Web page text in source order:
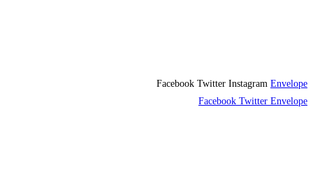
Facebook Twitter Instagram Envelope
Facebook Twitter Envelope